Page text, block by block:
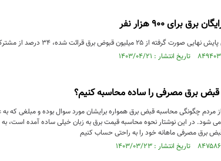
برق برای ۹۰۰ هزار نفر
۲۵ میلیون قبوض برق قرائت شده، ۳۴ درصد از مشترکان یعنی بیش از ۸ و نیم میلیون مشترک برق ...
برق مصرفی را ساده محاسبه کنیم؟
مردم چگونگی محاسبه قبض برق همواره برایشان مورد سوال بوده و مبلغی که
شود. در این نوشتار نحوه محاسبه قیمت برق به زبان خیلی ساده آمده است،
برق مصرفی ماهانه خود را به راحتی حساب کنیم